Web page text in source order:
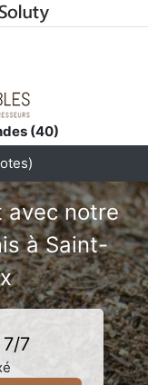
(40)
avec notre
à Saint-
7/7